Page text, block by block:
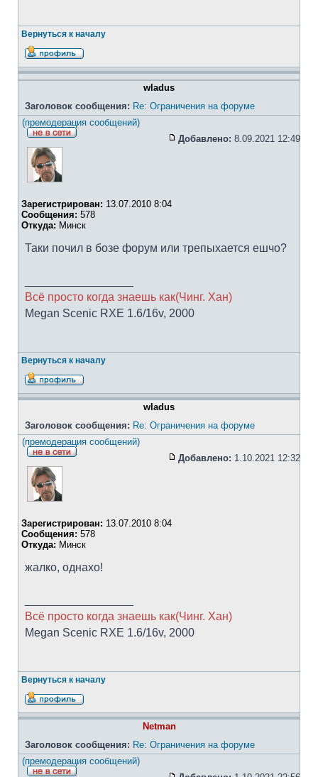
Вернуться к началу
wladus
Заголовок сообщения: Re: Ограничения на форуме
(премодерация сообщений)
Добавлено: 8.09.2021 12:49
Зарегистрирован: 13.07.2010 8:04
Сообщения: 578
Откуда: Минск
Таки почил в бозе форум или трепыхается ешчо?
Всё просто когда знаешь как(Чинг. Хан)
Megan Scenic RXE 1.6/16v, 2000
Вернуться к началу
wladus
Заголовок сообщения: Re: Ограничения на форуме
(премодерация сообщений)
Добавлено: 1.10.2021 12:32
Зарегистрирован: 13.07.2010 8:04
Сообщения: 578
Откуда: Минск
жалко, однахо!
Всё просто когда знаешь как(Чинг. Хан)
Megan Scenic RXE 1.6/16v, 2000
Вернуться к началу
Netman
Заголовок сообщения: Re: Ограничения на форуме
(премодерация сообщений)